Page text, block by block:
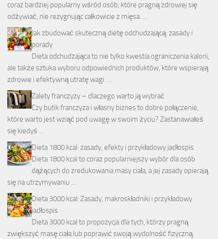
coraz bardziej popularny wśród osób, które pragną zdrowiej się
odżywiać, nie rezygnując całkowicie z mięsa. …
Jak zbudować skuteczną dietę odchudzającą: zasady i
porady
Dieta odchudzająca to nie tylko kwestia ograniczenia kalorii,
ale także sztuka wyboru odpowiednich produktów, które wspierają
zdrowie i efektywną utratę wagi. …
Zalety franczyzy – dlaczego warto ją wybrać
Czy butik franczyza i własny biznes to dobre połączenie,
które warto jest wziąć pod uwagę w swoim życiu? Zastanawiałeś
się kiedyś …
Dieta 1800 kcal: zasady, efekty i przykładowy jadłospis
Dieta 1800 kcal to coraz popularniejszy wybór dla osób
dążących do zredukowania masy ciała, a jej zasady opierają
się na utrzymywaniu …
Dieta 3000 kcal: Zasady, makroskładniki i przykładowy
jadłospis
Dieta 3000 kcal to propozycja dla tych, którzy pragną
zwiększyć masę ciała lub poprawić swoją wydolność fizyczną.